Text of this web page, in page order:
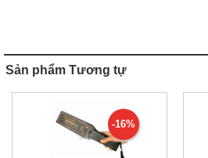
Sản phẩm Tương tự
-16%